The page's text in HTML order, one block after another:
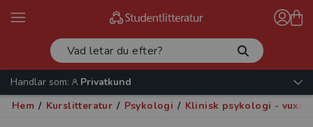
Handlar som:
Privatkund
Hem / Kurslitteratur / Psykologi / Klinisk psykologi - vuxna